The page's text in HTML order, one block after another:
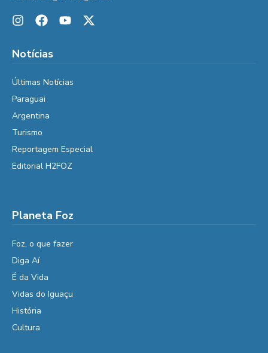
Notícias
Últimas Notícias
Paraguai
Argentina
Turismo
Reportagem Especial
Editorial H2FOZ
Planeta Foz
Foz, o que fazer
Diga Aí
É da Vida
Vidas do Iguaçu
História
Cultura